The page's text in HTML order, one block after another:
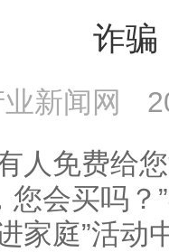
诈骗
新闻网
免费给您
您会买吗？
家庭”活动